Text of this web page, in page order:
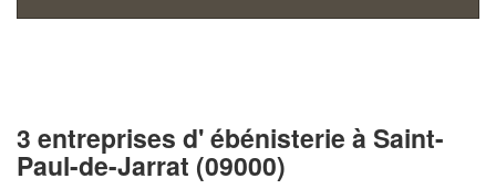
3 entreprises d' ébénisterie à Saint-
Paul-de-Jarrat (09000)